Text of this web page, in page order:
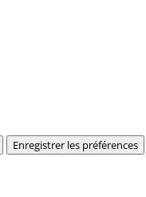
Enregistrer les préférences